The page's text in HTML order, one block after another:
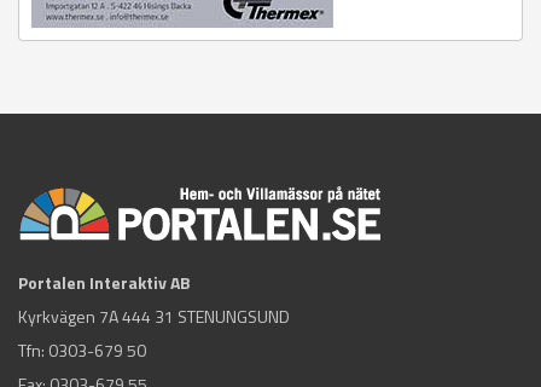
Portalen Interaktiv AB
Kyrkvägen 7A 444 31 STENUNGSUND
Tfn: 0303-679 50